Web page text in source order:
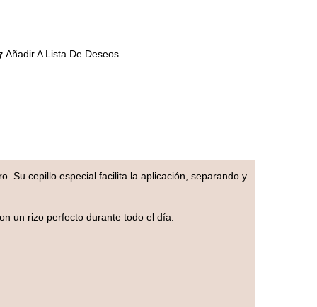
Añadir A Lista De Deseos
Su cepillo especial facilita la aplicación, separando y
un rizo perfecto durante todo el día.